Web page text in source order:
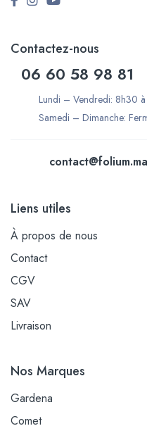
Contactez-nous
06 60 58 98 81
Lundi – Vendredi: 8h30
Samedi – Dimanche:
contact@folium.ma
Liens utiles
À propos de nous
Contact
CGV
SAV
Livraison
Nos Marques
Gardena
Comet